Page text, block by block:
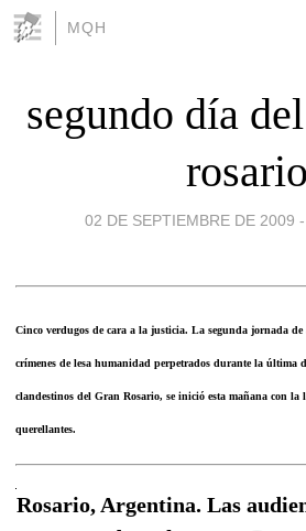
MQH
segundo día
rosario
02 DE SEPTIEMBRE DE 2009
Cinco verdugos de cara a la justicia. La segunda jornada
crímenes de lesa humanidad perpetrados durante la última
clandestinos del Gran Rosario, se inició esta mañana con la
querellantes.
Rosario, Argentina. Las